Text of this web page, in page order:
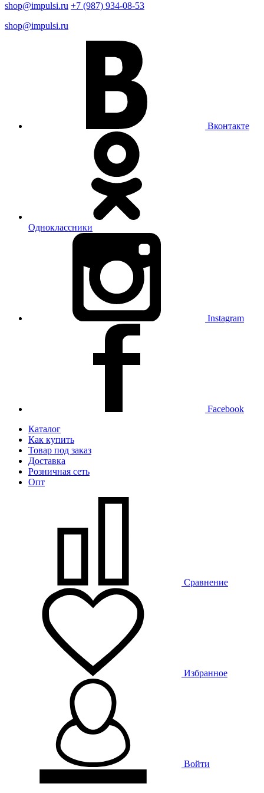
shop@impulsi.ru +7 (987) 934-08-53
shop@impulsi.ru
Вконтакте
Одноклассники
Instagram
Facebook
Каталог
Как купить
Товар под заказ
Доставка
Розничная сеть
Опт
Сравнение
Избранное
Войти